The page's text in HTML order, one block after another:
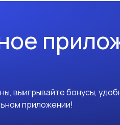
выигрывайте бонусы,
приложении!